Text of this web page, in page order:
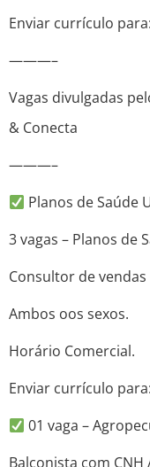
Enviar currículo
———–
Vagas divulgadas
& Conecta
———–
Planos de Saúde
3 vagas – Planos de
Consultor de
Ambos oos sexos.
Horário Comercial.
Enviar currículo
01 vaga –
Balconista com